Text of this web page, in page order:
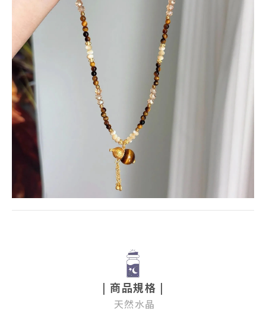
| 商品規格 |
天然水晶